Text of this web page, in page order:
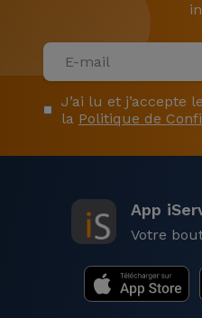
J’ai lu et j’accepte
la Politique de
App
Votre